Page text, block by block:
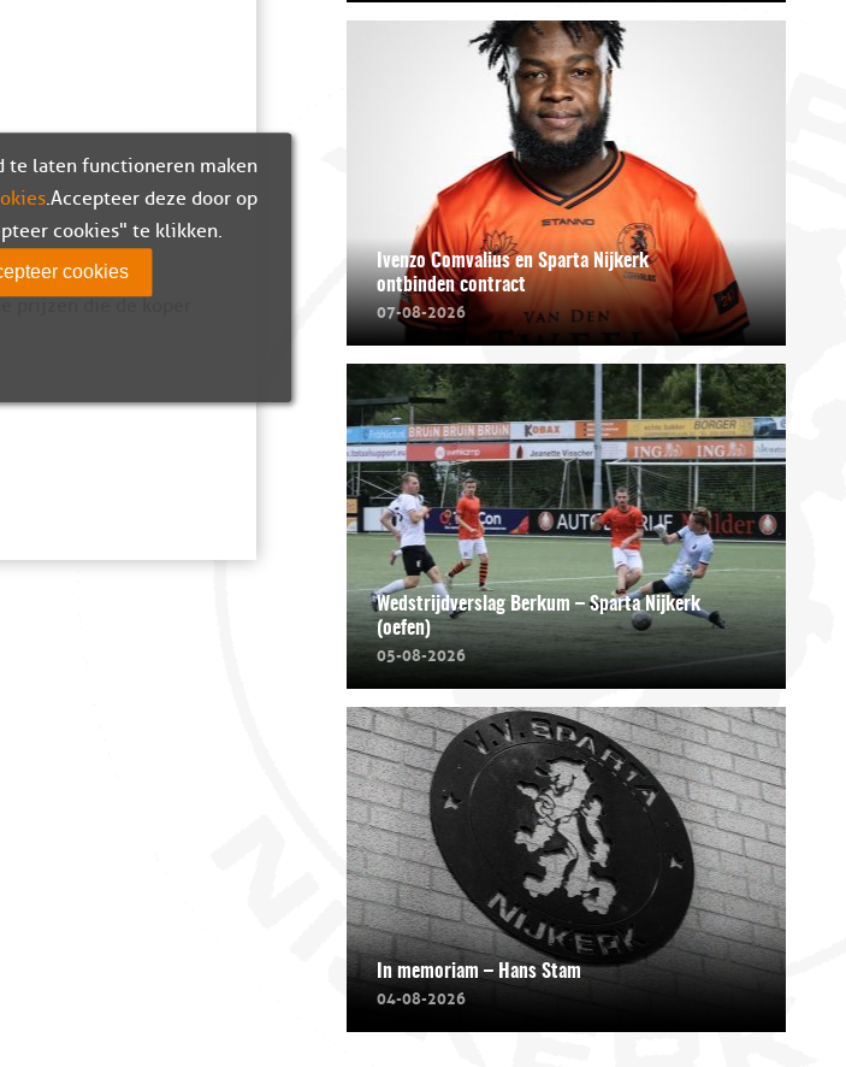
prijzen die de koper
Ivenzo Comvalius en Sparta Nijkerk
ontbinden contract
07-08-2026
Wedstrijdverslag Berkum – Sparta Nijkerk
(oefen)
05-08-2026
In memoriam – Hans Stam
04-08-2026
te laten functioneren maken
. Accepteer deze door op
cookies" te klikken.
cookies